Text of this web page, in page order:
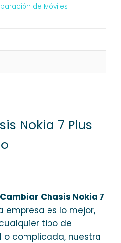
de Móviles
Nokia 7 Plus
Cambiar Chasis Nokia 7
empresa es lo mejor,
tipo de
o complicada, nuestra